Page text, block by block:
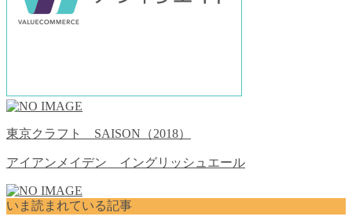
東京クラフト SAISON（2018）
アイアンメイデン イングリッシュエール
いま読まれている記事